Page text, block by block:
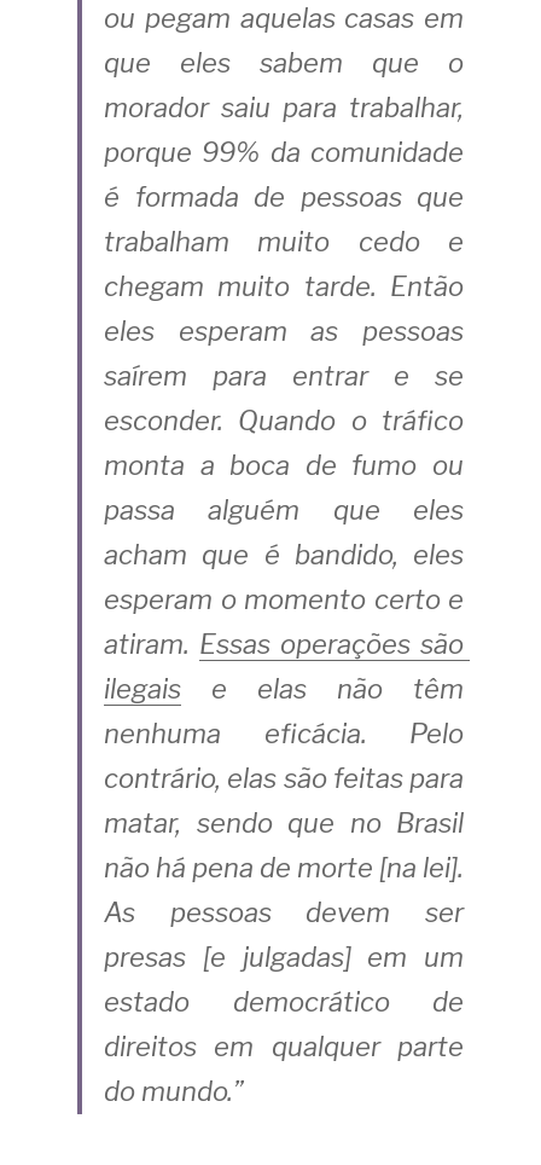
ou pegam aquelas casas em
que eles sabem que o
morador saiu para trabalhar,
porque 99% da comunidade
é formada de pessoas que
trabalham muito cedo e
chegam muito tarde. Então
eles esperam as pessoas
saírem para entrar e se
esconder. Quando o tráfico
monta a boca de fumo ou
passa alguém que eles
acham que é bandido, eles
esperam o momento certo e
atiram. Essas operações são
ilegais
e elas não têm
nenhuma eficácia. Pelo
contrário, elas são feitas para
matar, sendo que no Brasil
não há pena de morte [na lei].
As pessoas devem ser
presas [e julgadas] em um
estado democrático de
direitos em qualquer parte
do mundo.”